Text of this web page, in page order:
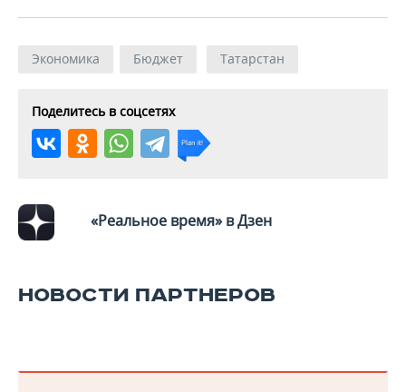
Экономика Бюджет Татарстан
Поделитесь в соцсетях
«Реальное время» в Дзен
НОВОСТИ ПАРТНЕРОВ